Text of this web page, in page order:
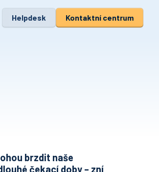
Helpdesk Kontaktní centrum
brzdit naše
čekací doby – zní